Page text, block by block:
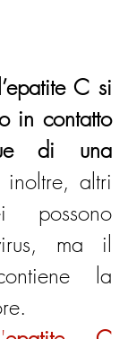
l’epatite C si
in contatto
di una
inoltre, altri
possono
ma il
la